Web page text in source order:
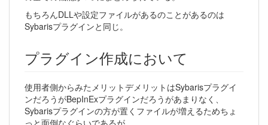
もちろんDLLや設定ファイルがあるのことがあるのは
Sybarisプラグインと同じ。
プラグイン作成において
使用者側からみたメリットデメリットはSybarisプラグイ
ンだろうがBepInExプラグインだろうがあまりなく、
Sybarisプラグインの方が置くファイルが増えるためちょ
っと面倒なぐらいであるが、